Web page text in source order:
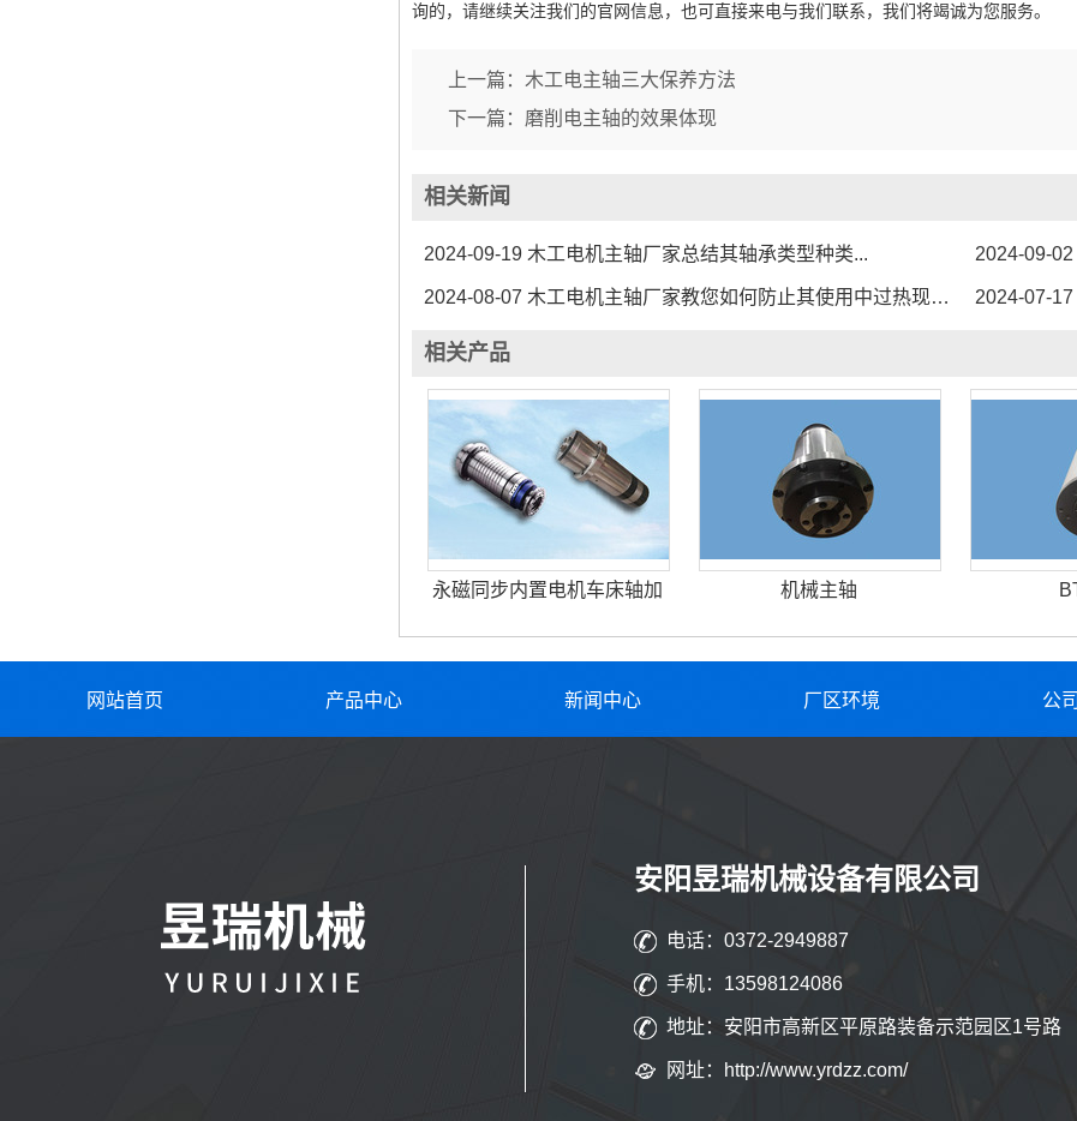
询的，请继续关注我们的官网信息，也可直接来电与我们联系，我们将竭诚为您服务。
上一篇： 木工电主轴三大保养方法
下一篇： 磨削电主轴的效果体现
相关新闻
2024-09-19 木工电机主轴厂家总结其轴承类型种类... 2024-09-02
2024-08-07 木工电机主轴厂家教您如何防止其使用中过热现象... 2024-07-17
相关产品
永磁同步内置电机车床轴加 机械主轴
网站首页 产品中心 新闻中心 厂区环境 公
安阳昱瑞机械设备有限公司
电话：0372-2949887
手机：13598124086
地址：安阳市高新区平原路装备示范园区1号路
网址：http://www.yrdzz.com/